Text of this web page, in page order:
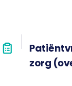
zorg